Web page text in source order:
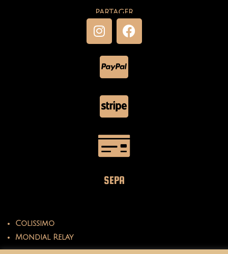
PARTAGER
SEPA
Colissimo
Mondial Relay